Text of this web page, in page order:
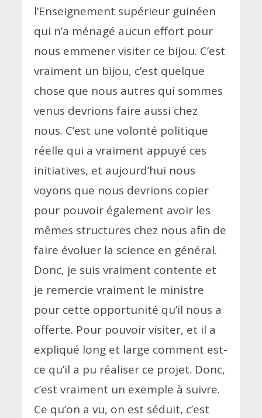
l’Enseignement supérieur guinéen
qui n’a ménagé aucun effort pour
nous emmener visiter ce bijou. C’est
vraiment un bijou, c’est quelque
chose que nous autres qui sommes
venus devrions faire aussi chez
nous. C’est une volonté politique
réelle qui a vraiment appuyé ces
initiatives, et aujourd’hui nous
voyons que nous devrions copier
pour pouvoir également avoir les
mêmes structures chez nous afin de
faire évoluer la science en général.
Donc, je suis vraiment contente et
je remercie vraiment le ministre
pour cette opportunité qu’il nous a
offerte. Pour pouvoir visiter, et il a
expliqué long et large comment est-
ce qu’il a pu réaliser ce projet. Donc,
c’est vraiment un exemple à suivre.
Ce qu’on a vu, on est séduit, c’est